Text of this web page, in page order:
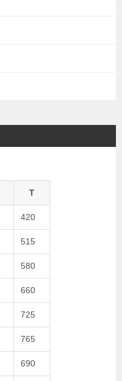
T
420
515
580
660
725
765
690